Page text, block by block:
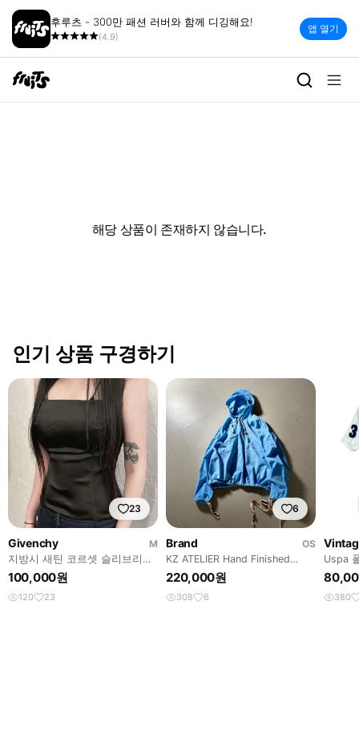
후루츠 - 300만 패션 러버와 함께 디깅해요!
(4.9)
앱 열기
해당 상품이 존재하지 않습니다.
인기 상품 구경하기
23
Givenchy
M
지방시 새틴 코르셋 슬리브리스
크롭 탑
100,000원
120 23
6
Brand
OS
KZ ATELIER Hand Finished
Hooded
220,000원
308 6
Uspa
기 카
380